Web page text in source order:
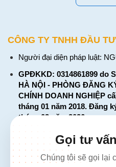
CÔNG TY TNHH ĐẦU
Người đại diện pháp luật:
GPĐKKD: 0314861899 do
HÀ NỘI - PHÒNG ĐĂNG
CHÍNH DOANH NGHIỆP
tháng 01 năm 2018. Đăng
tháng 03 năm 2026
226 Đường Láng, Đống Đa,
137 Đường Hòa Hưng,
Minh
Gọi tư
Chúng tôi sẽ gọi lại